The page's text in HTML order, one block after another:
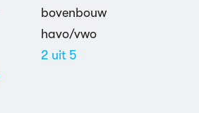
bovenbouw
havo/vwo
2 uit 5